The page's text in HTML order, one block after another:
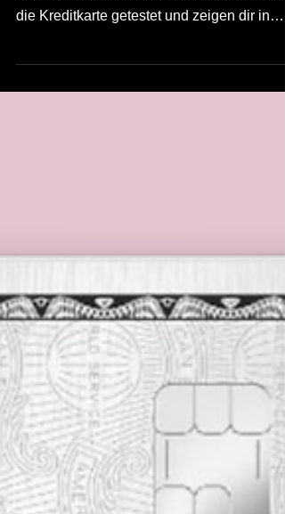
Die American Express Gold Card bietet
AMEX Gold Card im Test | Source: Become